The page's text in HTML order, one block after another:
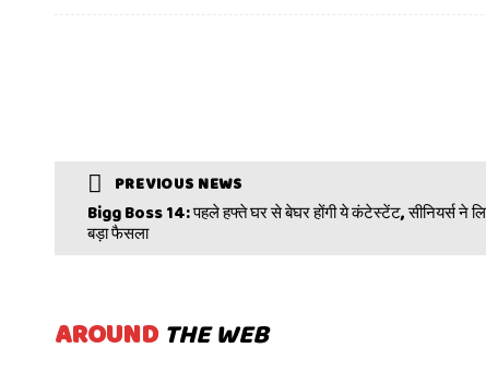
PREVIOUS NEWS
Bigg Boss 14: पहले हफ्ते घर से बेघर होंगी ये कंटेस्टेंट, सीनियर्स ने
बड़ा फैसला
AROUND THE WEB